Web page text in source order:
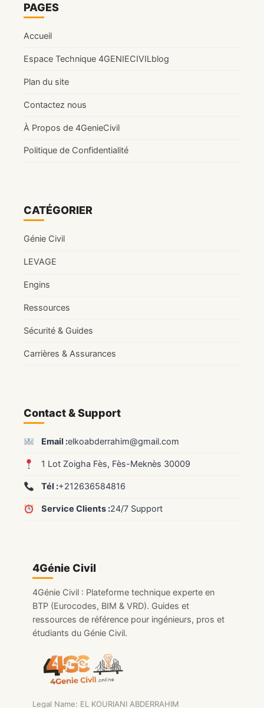
4Génie Civil
4Génie Civil : Plateforme technique experte en
BTP (Eurocodes, BIM & VRD). Guides et
ressources de référence pour ingénieurs, pros et
étudiants du Génie Civil.
Legal Name: EL KOURIANI ABDERRAHIM
Contact & Support
Email :elkoabderrahim@gmail.com
1 Lot Zoigha Fès, Fès-Meknès 30009
Tél :+212636584816
Service Clients :24/7 Support
CATÉGORIER
Génie Civil
LEVAGE
Engins
Ressources
Sécurité & Guides
Carrières & Assurances
PAGES
Accueil
Espace Technique 4GENIECIVILblog
Plan du site
Contactez nous
À Propos de 4GenieCivil
Politique de Confidentialité